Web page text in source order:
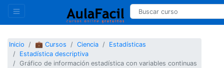
Inicio 💼 Cursos Ciencia
Estadísticas
Estadística descriptiva
Gráfico de información estadística con variables continuas